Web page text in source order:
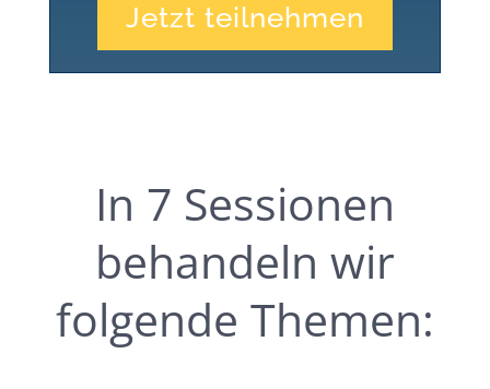
Jetzt teilnehmen
In 7 Sessionen
behandeln wir
folgende Themen: